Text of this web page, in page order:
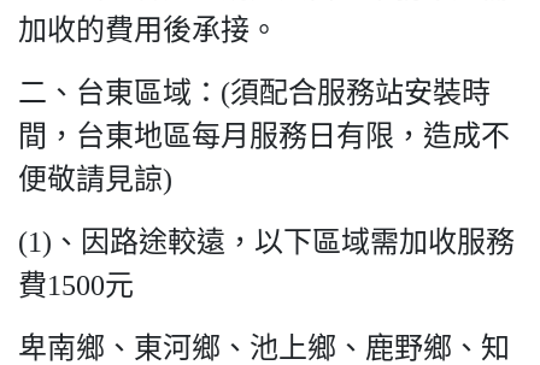
加收的費用後承接。
二、台東區域：(須配合服務站安裝時
間，台東地區每月服務日有限，造成不
便敬請見諒)
(1)、因路途較遠，以下區域需加收服務
費1500元
卑南鄉、東河鄉、池上鄉、鹿野鄉、知